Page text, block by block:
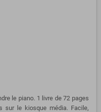
le piano. 1 livre de 72 pages
sur le kiosque média. Facile,